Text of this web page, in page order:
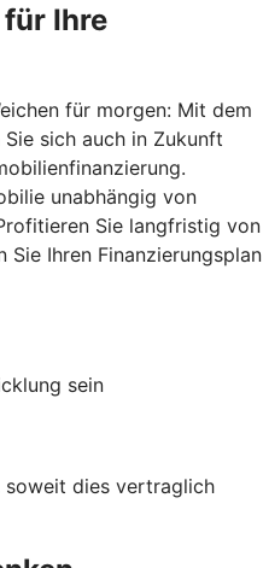
Ihre
für morgen: Mit dem
sich auch in Zukunft
unabhängig von
Sie langfristig von
Ihren Finanzierungsplan
sein
soweit dies vertraglich